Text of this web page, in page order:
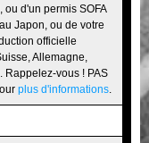
d'un permis SOFA
Japon, ou de votre
officielle
Allemagne,
Rappelez-vous ! PAS
plus d'informations